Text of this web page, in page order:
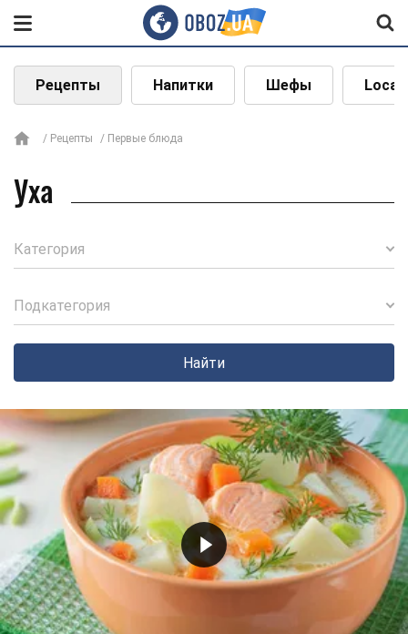
Рецепты Напитки Шефы Local
Рецепты Первые блюда
Уха
Категория
Подкатегория
Найти